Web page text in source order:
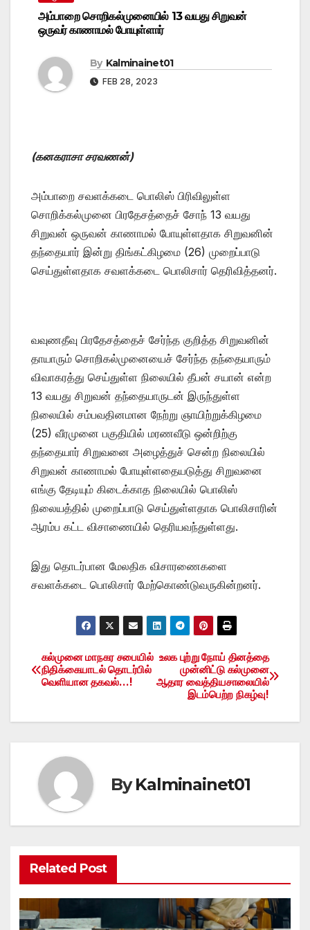
அம்பாறை சொறிகல்முனையில் 13 வயது சிறுவன்
ஒருவர் காணாமல் போயுள்ளார்
By Kalminainet01
FEB 28, 2023
(கனகராசா சரவணன்)
அம்பாறை சவளக்கடை பொலிஸ் பிரிவிலுள்ள
சொறிக்கல்முனை பிரதேசத்தைச் சோந் 13 வயது
சிறுவன் ஒருவன் காணாமல் போயுள்ளதாக சிறுவனின்
தந்தையார் இன்று திங்கட்கிழமை (26) முறைப்பாடு
செய்துள்ளதாக சவளக்கடை பொலிசார் தெரிவித்தனர்.
வவுணதீவு பிரதேசத்தைச் சேர்ந்த குறித்த சிறுவனின்
தாயாரும் சொறிகல்முனையைச் சேர்ந்த தந்தையாரும்
விவாகரத்து செய்துள்ள நிலையில் தீபன் சயான் என்ற
13 வயது சிறுவன் தந்தையாருடன் இருந்துள்ள
நிலையில் சம்பவதினமான நேற்று ஞாயிற்றுக்கிழமை
(25) வீரமுனை பகுதியில் மரணவீடு ஒன்றிற்கு
தந்தையார் சிறுவனை அழைத்துச் சென்ற நிலையில்
சிறுவன் காணாமல் போயுள்ளதையடுத்து சிறுவனை
எங்கு தேடியும் கிடைக்காத நிலையில் பொலிஸ்
நிலையத்தில் முறைப்பாடு செய்துள்ளதாக பொலிசாரின்
ஆரம்ப கட்ட விசாணையில் தெரியவந்துள்ளது.
இது தொடர்பான மேலதிக விசாரணைகளை
சவளக்கடை பொலிசார் மேற்கொண்டுவருகின்றனர்.
Post
navigation
உலக புற்று நோய் தினத்தை
முன்னிட்டு கல்முனை
ஆதார வைத்தியசாலையில்
இடம்பெற்ற நிகழ்வு!
கல்முனை மாநகர சபையில்
நிதிக்கையாடல் தொடர்பில்
வெளியான தகவல்…!
ByKalminainet01
Related Post